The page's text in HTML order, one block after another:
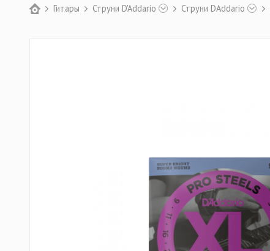
Гитары Струни D'Addario Струни DAddario